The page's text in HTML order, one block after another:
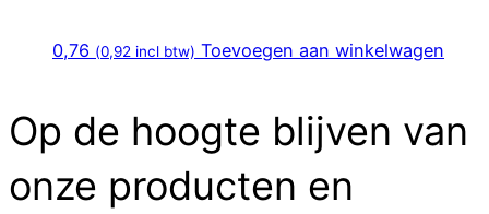
0,76 (0,92 incl btw) Toevoegen aan winkelwagen
Op de hoogte blijven van
onze producten en